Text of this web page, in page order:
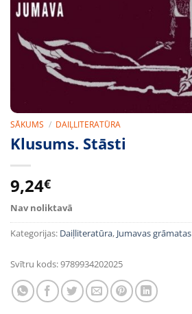
SĀKUMS / DAIĻLITERATŪRA
Klusums. Stāsti
9,24€
Nav noliktavā
Kategorijas: Daiļliteratūra, Jumavas grāmatas
Svītru kods:9789934202025